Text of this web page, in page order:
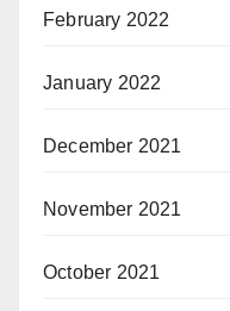
February 2022
January 2022
December 2021
November 2021
October 2021